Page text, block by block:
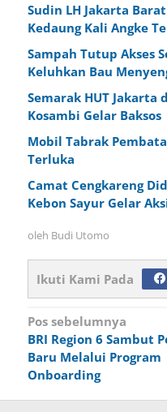
Sudin LH Jakarta
Kedaung Kali Angke
Sampah Tutup Akses
Keluhkan Bau
Semarak HUT Jakarta
Kosambi Gelar Baksos
Mobil Tabrak
Terluka
Camat Cengkareng
Kebon Sayur Gelar
oleh Budi Utomo
Ikuti Kami Pada
Navigasi
pos
Pos sebelumnya
BRI Region 6 Sambut
Baru Melalui Program
Onboarding